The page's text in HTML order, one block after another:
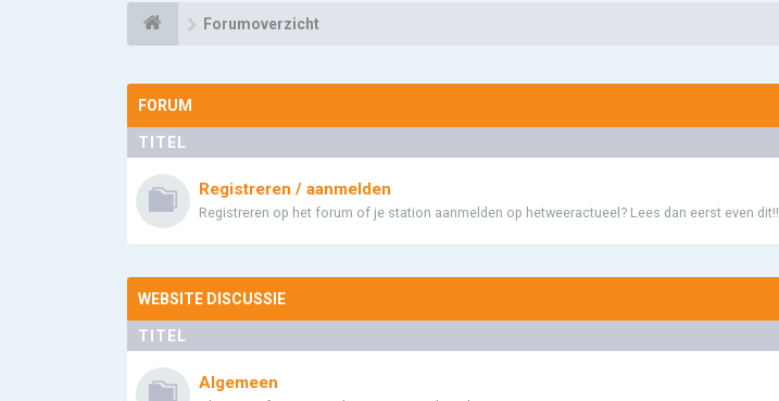
Forumoverzicht
FORUM
TITEL
Registreren / aanmelden
Registreren op het forum of je station aanmelden op hetweeractueel? Lees dan eerst even dit!!
WEBSITE DISCUSSIE
TITEL
Algemeen